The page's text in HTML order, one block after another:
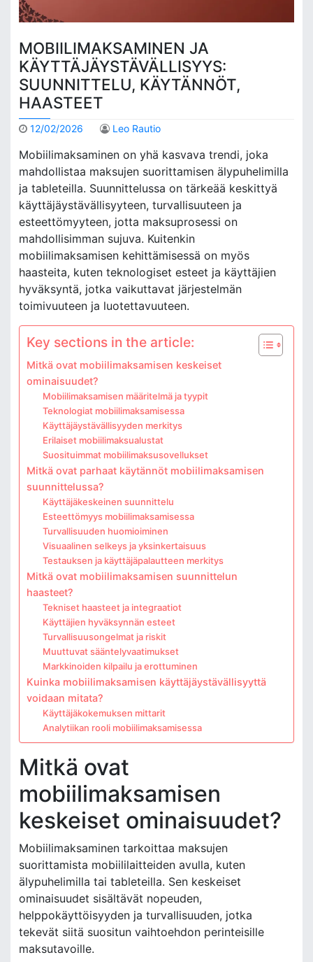
MOBIILIMAKSAMINEN JA
KÄYTTÄJÄYSTÄVÄLLISYYS:
SUUNNITTELU, KÄYTÄNNÖT,
HAASTEET
12/02/2026 Leo Rautio
Mobiilimaksaminen on yhä kasvava trendi, joka
mahdollistaa maksujen suorittamisen älypuhelimilla
ja tableteilla. Suunnittelussa on tärkeää keskittyä
käyttäjäystävällisyyteen, turvallisuuteen ja
esteettömyyteen, jotta maksuprosessi on
mahdollisimman sujuva. Kuitenkin
mobiilimaksamisen kehittämisessä on myös
haasteita, kuten teknologiset esteet ja käyttäjien
hyväksyntä, jotka vaikuttavat järjestelmän
toimivuuteen ja luotettavuuteen.
Key sections in the article:
Mitkä ovat mobiilimaksamisen keskeiset
ominaisuudet?
Mobiilimaksamisen määritelmä ja tyypit
Teknologiat mobiilimaksamisessa
Käyttäjäystävällisyyden merkitys
Erilaiset mobiilimaksualustat
Suosituimmat mobiilimaksusovellukset
Mitkä ovat parhaat käytännöt mobiilimaksamisen
suunnittelussa?
Käyttäjäkeskeinen suunnittelu
Esteettömyys mobiilimaksamisessa
Turvallisuuden huomioiminen
Visuaalinen selkeys ja yksinkertaisuus
Testauksen ja käyttäjäpalautteen merkitys
Mitkä ovat mobiilimaksamisen suunnittelun
haasteet?
Tekniset haasteet ja integraatiot
Käyttäjien hyväksynnän esteet
Turvallisuusongelmat ja riskit
Muuttuvat sääntelyvaatimukset
Markkinoiden kilpailu ja erottuminen
Kuinka mobiilimaksamisen käyttäjäystävällisyyttä
voidaan mitata?
Käyttäjäkokemuksen mittarit
Analytiikan rooli mobiilimaksamisessa
Mitkä ovat
mobiilimaksamisen
keskeiset ominaisuudet?
Mobiilimaksaminen tarkoittaa maksujen
suorittamista mobiililaitteiden avulla, kuten
älypuhelimilla tai tableteilla. Sen keskeiset
ominaisuudet sisältävät nopeuden,
helppokäyttöisyyden ja turvallisuuden, jotka
tekevät siitä suositun vaihtoehdon perinteisille
maksutavoille.